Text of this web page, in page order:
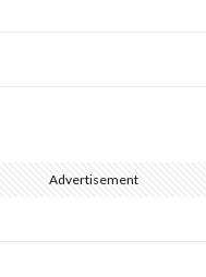
Advertisement